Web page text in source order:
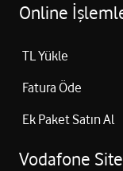
Online
TL Yükle
Fatura Öde
Ek Paket Satın Al
Vodafone